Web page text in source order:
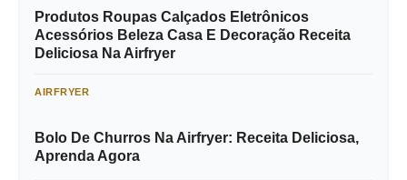
Produtos Roupas Calçados Eletrônicos
Acessórios Beleza Casa E Decoração Receita
Deliciosa Na Airfryer
AIRFRYER
Bolo De Churros Na Airfryer: Receita Deliciosa,
Aprenda Agora